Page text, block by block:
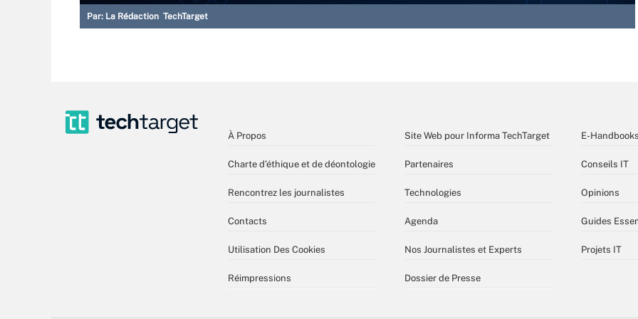
Par: La Rédaction TechTarget
À Propos
Charte d’éthique et de déontologie
Rencontrez les journalistes
Contacts
Utilisation Des Cookies
Réimpressions
Site Web pour Informa TechTarget
Partenaires
Technologies
Agenda
Nos Journalistes et Experts
Dossier de Presse
E-Handbooks
Conseils IT
Opinions
Guides
Projets IT